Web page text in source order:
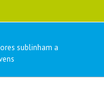
sublinham a